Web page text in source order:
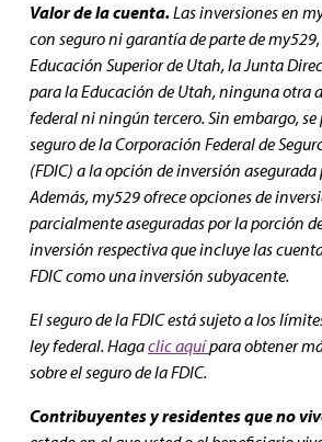
Valor de la cuenta.Las inversiones en
con seguro ni garantía de parte de
Educación Superior de Utah, la Junta
para la Educación de Utah, ninguna otra
federal ni ningún tercero. Sin embargo,
seguro de la Corporación Federal de
(FDIC) a la opción de inversión asegurada
Además, my529 ofrece opciones de
parcialmente aseguradas por la porción
inversión respectiva que incluye las
FDIC como una inversión subyacente.
El seguro de la FDIC está sujeto a los
ley federal. Hagaclic aquípara obtener
sobre el seguro de la FDIC.
Contribuyentes y residentes que no